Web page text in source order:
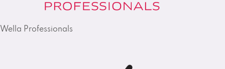
Wella Professionals